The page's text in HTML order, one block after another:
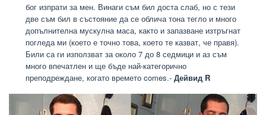
бог изпрати за мен. Винаги съм бил доста слаб, но с тези
две съм бил в състояние да се облича тона тегло и много
допълнителна мускулна маса, както и запазване изтръгнат
погледа ми (което е точно това, което те казват, че правя).
Били са ги използват за около 7 до 8 седмици и аз съм
много впечатлен и ще бъде най-категорично
преподреждане, когато времето comes.- Дейвид R